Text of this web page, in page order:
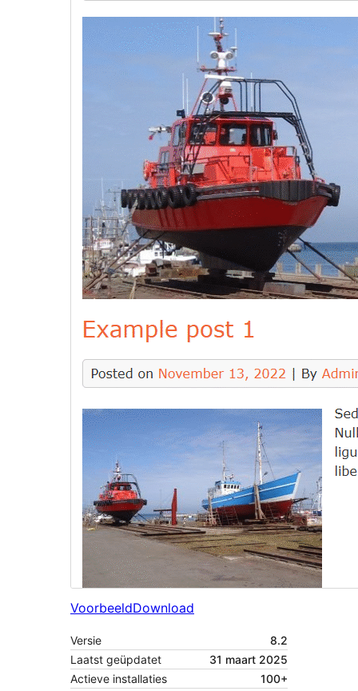
VoorbeeldDownload
Versie
8.2
Laatst geüpdatet
31 maart 2025
Actieve installaties
100+